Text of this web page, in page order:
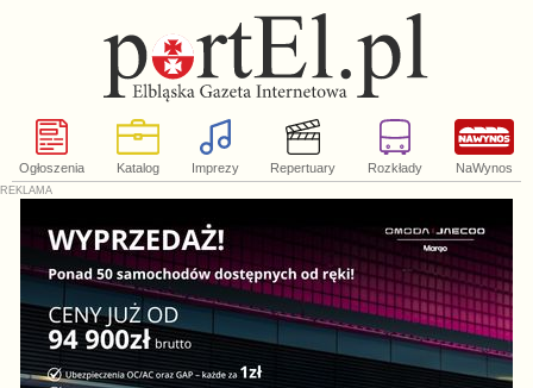
Ogłoszenia Katalog Imprezy Repertuary Rozkłady NaWynos